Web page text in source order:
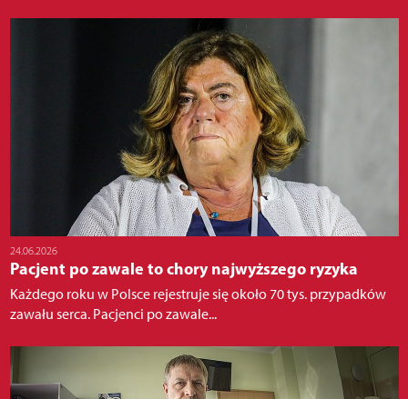
24.06.2026
Pacjent po zawale to chory najwyższego ryzyka
Każdego roku w Polsce rejestruje się około 70 tys. przypadków
zawału serca. Pacjenci po zawale...